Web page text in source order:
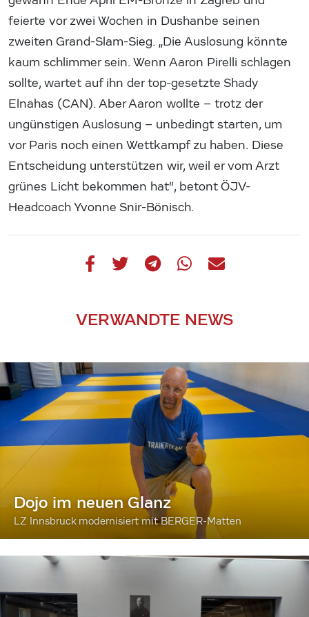
feierte vor zwei Wochen in Dushanbe seinen
zweiten Grand-Slam-Sieg. „Die Auslosung könnte
kaum schlimmer sein. Wenn Aaron Pirelli schlagen
sollte, wartet auf ihn der top-gesetzte Shady
Elnahas (CAN). Aber Aaron wollte – trotz der
ungünstigen Auslosung – unbedingt starten, um
vor Paris noch einen Wettkampf zu haben. Diese
Entscheidung unterstützen wir, weil er vom Arzt
grünes Licht bekommen hat“, betont ÖJV-
Headcoach Yvonne Snir-Bönisch.
VERWANDTE NEWS
Dojo im neuen Glanz
LZ Innsbruck modernisiert mit BERGER-Matten